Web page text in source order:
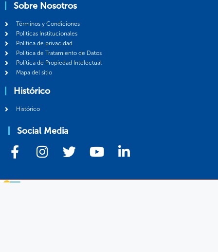
Sobre Nosotros
Términos y Condiciones
Politicas Institucionales
Política de privacidad
Política de Tratamiento de Datos
Política de Propiedad Intelectual
Mapa del sitio
Histórico
Histórico
Social Media